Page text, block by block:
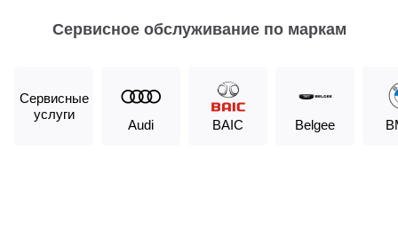
Сервисное обслуживание по маркам
Сервисные
услуги
Audi BAIC Belgee